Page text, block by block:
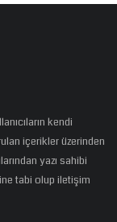
kendi
içerikler üzerinden
yazı sahibi
tabi olup iletişim